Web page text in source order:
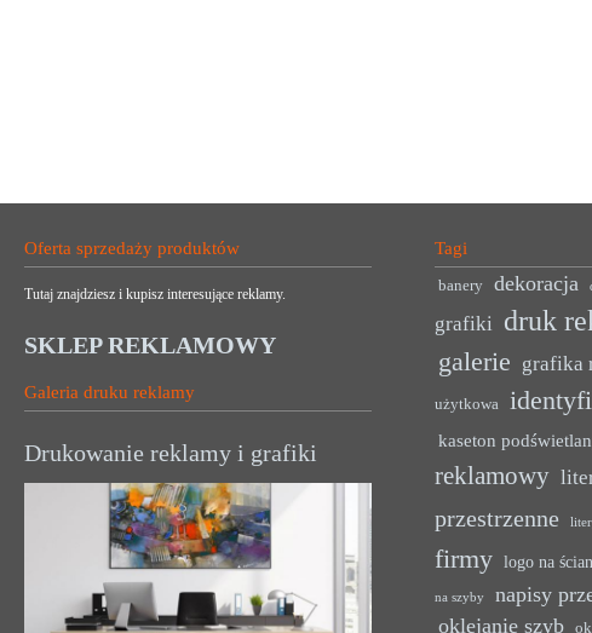
Oferta sprzedaży produktów
Tutaj znajdziesz i kupisz interesujące reklamy.
SKLEP REKLAMOWY
Galeria druku reklamy
Drukowanie reklamy i grafiki
Tagi
banery dekoracja
grafiki druk
galerie grafika
użytkowa
kaseton
reklamowy
przestrzenne
firmy
logo na
na szyby napisy
oklejanie szyb